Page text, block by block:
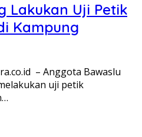
Lakukan Uji Petik
Kampung
– Anggota Bawaslu
uji petik